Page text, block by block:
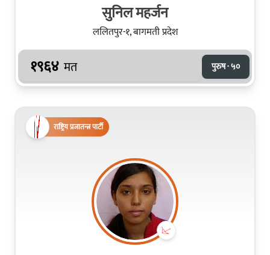
सुनिल महर्जन
ललितपुर-१, बागमती प्रदेश
१९६४ मत पुरुष · ५०
राष्ट्रिय प्रजातन्त्र पार्टी